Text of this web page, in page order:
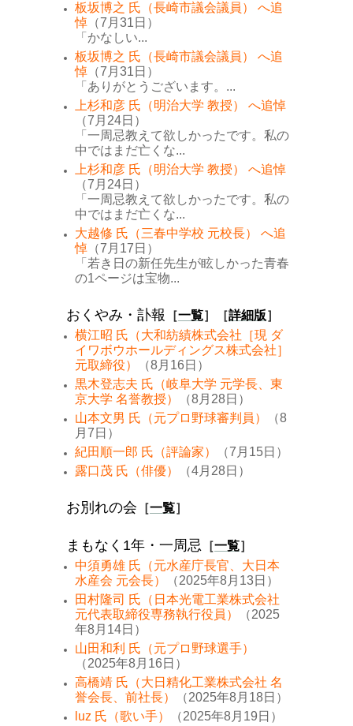
板坂博之 氏（長崎市議会議員） へ追
悼 （7月31日）
「かなしい...
板坂博之 氏（長崎市議会議員） へ追
悼 （7月31日）
「ありがとうございます。...
上杉和彦 氏（明治大学 教授） へ追悼
（7月24日）
「一周忌教えて欲しかったです。私の
中ではまだ亡くな...
上杉和彦 氏（明治大学 教授） へ追悼
（7月24日）
「一周忌教えて欲しかったです。私の
中ではまだ亡くな...
大越修 氏（三春中学校 元校長） へ追
悼 （7月17日）
「若き日の新任先生が眩しかった青春
の1ページは宝物...
おくやみ・訃報 ［一覧］［詳細版］
横江昭 氏（大和紡績株式会社［現 ダ
イワボウホールディングス株式会社］
元取締役）
（8月16日）
黒木登志夫 氏（岐阜大学 元学長、東
京大学 名誉教授）
（8月28日）
山本文男 氏（元プロ野球審判員）
（8
月7日）
紀田順一郎 氏（評論家）
（7月15日）
露口茂 氏（俳優）
（4月28日）
お別れの会 ［一覧］
まもなく1年・一周忌 ［一覧］
中須勇雄 氏（元水産庁長官、大日本
水産会 元会長）
（2025年8月13日）
田村隆司 氏（日本光電工業株式会社
元代表取締役専務執行役員）
（2025
年8月14日）
山田和利 氏（元プロ野球選手）
（2025年8月16日）
高橋靖 氏（大日精化工業株式会社 名
誉会長、前社長）
（2025年8月18日）
luz 氏（歌い手）
（2025年8月19日）